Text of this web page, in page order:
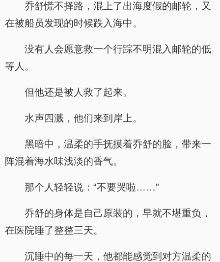
乔舒慌不择路，混上了出海度假的邮轮，又
在被船员发现的时候跌入海中。
没有人会愿意救一个行踪不明混入邮轮的低
等人。
但他还是被人救了起来。
水声四溅，他们来到岸上。
黑暗中，温柔的手抚摸着乔舒的脸，带来一
阵混着海水味浅淡的香气。
那个人轻轻说：“不要哭啦……”
乔舒的身体是自己原装的，早就不堪重负，
在医院睡了整整三天。
沉睡中的每一天，他都能感觉到对方温柔的